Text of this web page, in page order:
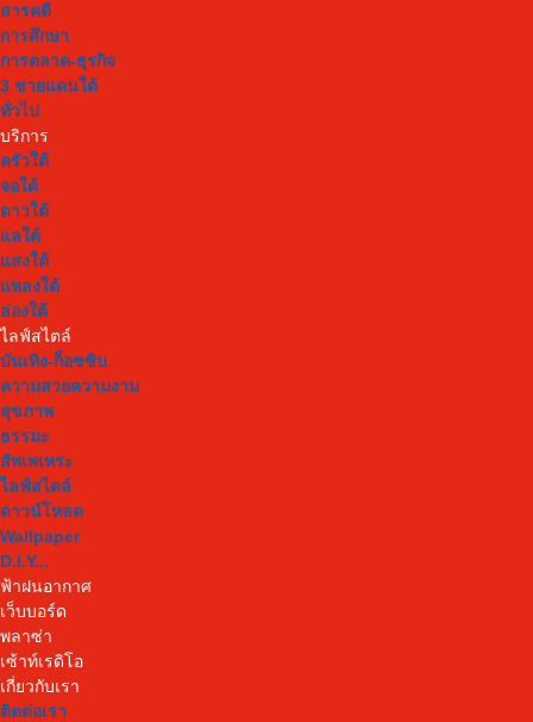
สารคดี
การศึกษา
การตลาด-ธุรกิจ
3 ชายแดนใต้
ทั่วไป
บริการ
ครัวใต้
จอใต้
ดาวใต้
แลใต้
แสงใต้
แหลงใต้
ล่องใต้
ไลฟ์สไตล์
บันเทิง-ก็อซซิบ
ความสวยความงาม
สุขภาพ
ธรรมะ
สัพเพเหระ
ไลฟ์สไตล์
ดาวน์โหลด
Wallpaper
D.I.Y...
ฟ้าฝนอากาศ
เว็บบอร์ด
พลาซ่า
เซ้าท์เรดิโอ
เกี่ยวกับเรา
ติดต่อเรา